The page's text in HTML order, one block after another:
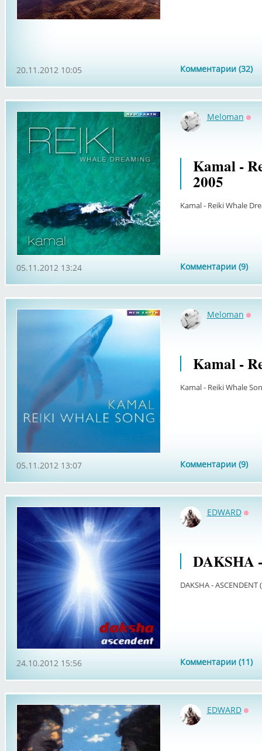
Комментарии (32)
20.11.2012 10:05
Meloman
Kamal -
2005
Kamal - Reiki Whale
Комментарии (9)
05.11.2012 13:24
Meloman
Kamal -
Kamal - Reiki Whale
Комментарии (9)
05.11.2012 13:07
EDWARD
DAKSHA
DAKSHA - ASCENDENT
Комментарии (11)
24.10.2012 15:56
EDWARD